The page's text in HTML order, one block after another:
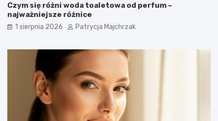
Czym się różni woda toaletowa od perfum –
najważniejsze różnice
1 sierpnia 2026 Patrycja Majchrzak